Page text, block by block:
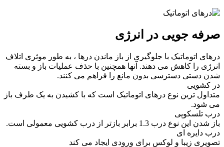
صرفه جویی در انرژی
درهای اتوماتیک با جلوگیری از باز ماندن درها ، به طور موثری اتلاف
انرژی را کاهش می دهند. آنها همچنین با حذف عملیات باز و بسته
شدن دستی دسترسی بدون مانع را فراهم می کنند.
در کشویی
متداول ترین نوع درهای اتوماتیک است که با کشیدن به یک طرف باز
می شود.
درب تلسکوپی
باز شدن این نوع درب 1.3 برابر بازتر از درب کشویی معمولی است.
درب دایره ای
تصویری زیبا و لوکس برای ورودی ایجاد می کند